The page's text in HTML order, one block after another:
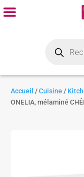
produits
Accueil /Cuisine /
ONELIA, mélaminé